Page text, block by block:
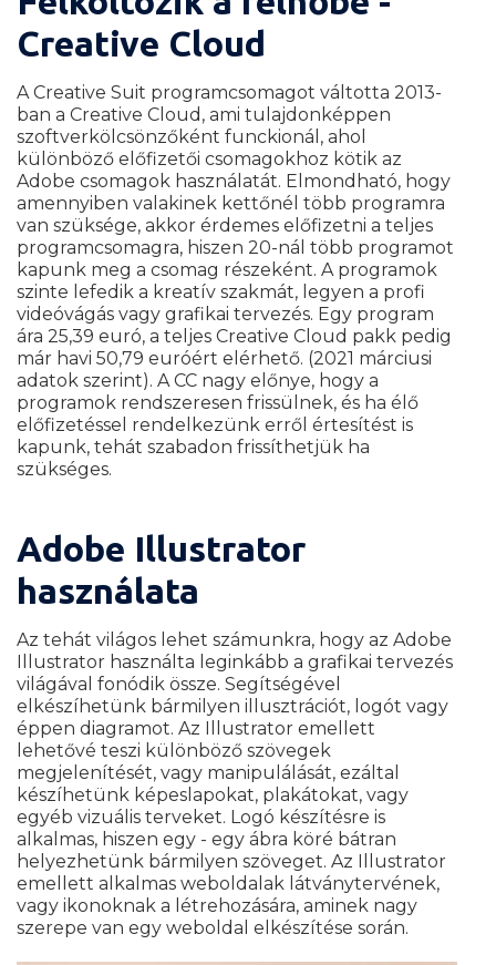
Creative Cloud
A Creative Suit programcsomagot váltotta 2013-
ban a Creative Cloud, ami tulajdonképpen
szoftverkölcsönzőként funckionál, ahol
különböző előfizetői csomagokhoz kötik az
Adobe csomagok használatát. Elmondható, hogy
amennyiben valakinek kettőnél több programra
van szüksége, akkor érdemes előfizetni a teljes
programcsomagra, hiszen 20-nál több programot
kapunk meg a csomag részeként. A programok
szinte lefedik a kreatív szakmát, legyen a profi
videóvágás vagy grafikai tervezés. Egy program
ára 25,39 euró, a teljes Creative Cloud pakk pedig
már havi 50,79 euróért elérhető. (2021 márciusi
adatok szerint). A CC nagy előnye, hogy a
programok rendszeresen frissülnek, és ha élő
előfizetéssel rendelkezünk erről értesítést is
kapunk, tehát szabadon frissíthetjük ha
szükséges.
Adobe Illustrator
használata
Az tehát világos lehet számunkra, hogy az Adobe
Illustrator használta leginkább a grafikai tervezés
világával fonódik össze. Segítségével
elkészíhetünk bármilyen illusztrációt, logót vagy
éppen diagramot. Az Illustrator emellett
lehetővé teszi különböző szövegek
megjelenítését, vagy manipulálását, ezáltal
készíhetünk képeslapokat, plakátokat, vagy
egyéb vizuális terveket. Logó készítésre is
alkalmas, hiszen egy - egy ábra köré bátran
helyezhetünk bármilyen szöveget. Az Illustrator
emellett alkalmas weboldalak látványtervének,
vagy ikonoknak a létrehozására, aminek nagy
szerepe van egy weboldal elkészítése során.